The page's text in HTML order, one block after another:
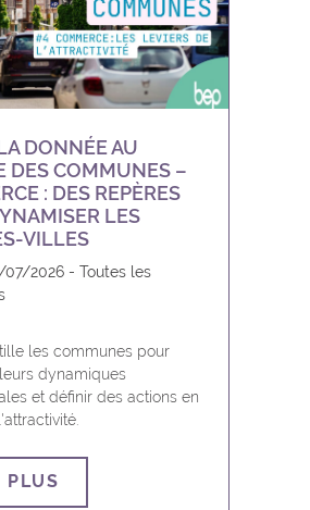
sur-Sambre
DONNÉE AU
DES COMMUNES –
: DES REPÈRES
LES
VILLES
07/2026
Toutes les
les communes pour
dynamiques
et définir des actions en
PLUS